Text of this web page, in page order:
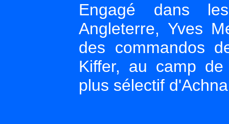
Engagé dans
Angleterre, Yves
des commandos
Kiffer, au camp
plus sélectif